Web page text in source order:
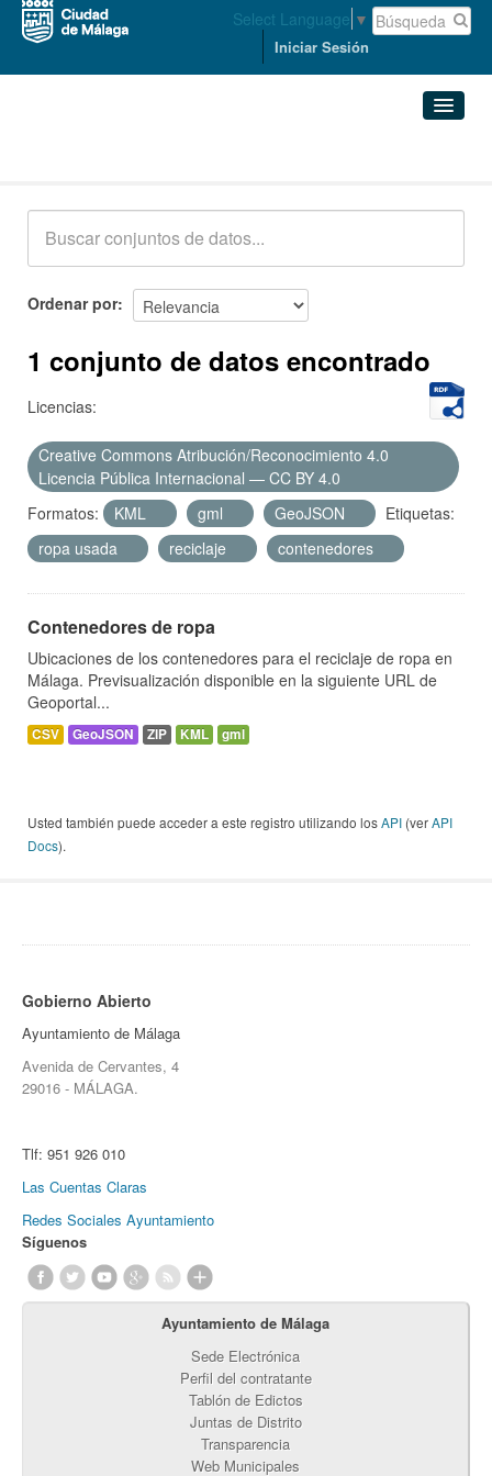
Select Language ▼
Iniciar Sesión
Acerca de
Ordenar por
1 conjunto de datos encontrado
Licencias:
Creative Commons Atribución/Reconocimiento 4.0
Licencia Pública Internacional — CC BY 4.0
Formatos:
KML gml GeoJSON
Etiquetas:
ropa usada
reciclaje contenedores
Contenedores de ropa
Ubicaciones de los contenedores para el reciclaje de ropa en
Málaga. Previsualización disponible en la siguiente URL de
Geoportal...
CSV GeoJSON ZIP KML gml
Usted también puede acceder a este registro utilizando losAPI (verAPI
Docs).
Gobierno Abierto
Ayuntamiento de Málaga
Avenida de Cervantes, 4
29016 - MÁLAGA.
Tlf: 951 926 010
Las Cuentas Claras
Redes Sociales Ayuntamiento
Síguenos
Ayuntamiento de Málaga
Sede Electrónica
Perfil del contratante
Tablón de Edictos
Juntas de Distrito
Transparencia
Web Municipales